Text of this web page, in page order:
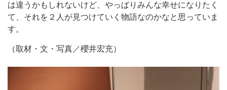
は違うかもしれないけど、やっぱりみんな幸せになりたく
て、それを２人が見つけていく物語なのかなと思っていま
す。
（取材・文・写真／櫻井宏充）